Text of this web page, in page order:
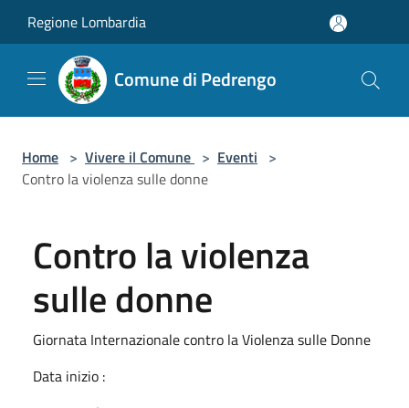
Regione Lombardia
Comune di Pedrengo
Home > Vivere il Comune > Eventi >
Contro la violenza sulle donne
Contro la violenza
sulle donne
Giornata Internazionale contro la Violenza sulle Donne
Data inizio :